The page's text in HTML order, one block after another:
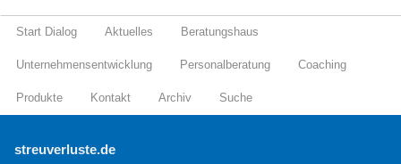
Start Dialog Aktuelles Beratungshaus
Unternehmensentwicklung Personalberatung Coaching
Produkte Kontakt Archiv Suche
streuverluste.de